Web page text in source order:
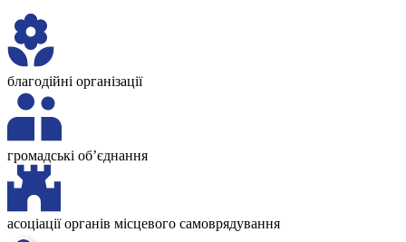
благодійні організації
громадські об’єднання
асоціації органів місцевого самоврядування